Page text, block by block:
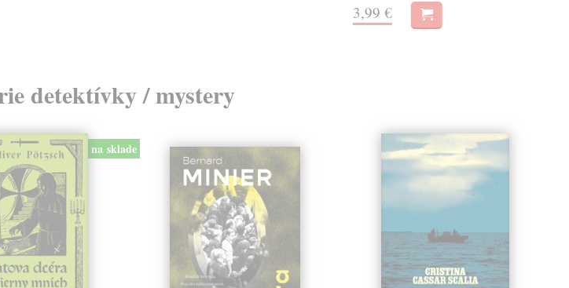
3,99 €
detektívky / mystery
na sklade